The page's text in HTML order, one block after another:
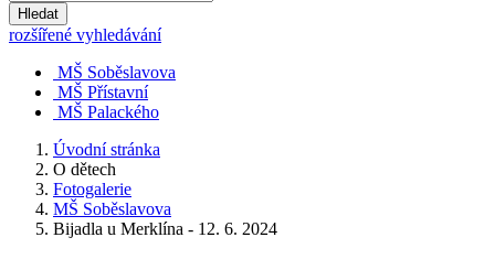
Hledat
rozšířené vyhledávání
MŠ Soběslavova
MŠ Přístavní
MŠ Palackého
Úvodní stránka
O dětech
Fotogalerie
MŠ Soběslavova
Bijadla u Merklína - 12. 6. 2024